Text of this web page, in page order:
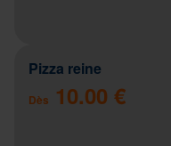
Pizza reine
Dès 10.00 €